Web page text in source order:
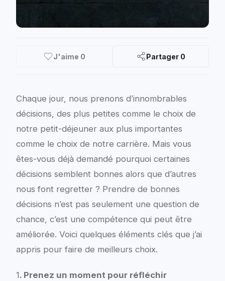
J'aime 0 Partager 0
Chaque jour, nous prenons d’innombrables
décisions, des plus petites comme le choix de
notre petit-déjeuner aux plus importantes
comme le choix de notre carrière. Mais vous
êtes-vous déjà demandé pourquoi certaines
décisions semblent bonnes alors que d’autres
nous font regretter ? Prendre de bonnes
décisions n’est pas seulement une question de
chance, c’est une compétence qui peut être
améliorée. Voici quelques éléments clés que j’ai
appris pour faire de meilleurs choix.
1. Prenez un moment pour réfléchir